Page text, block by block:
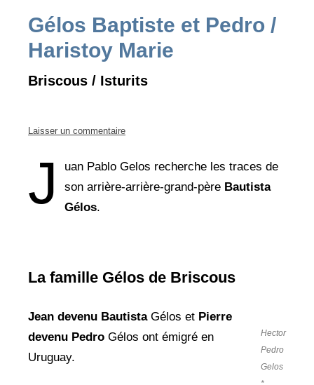
Gélos Baptiste et Pedro /
Haristoy Marie
Briscous / Isturits
Laisser un commentaire
J
uan Pablo Gelos recherche les traces de
son arrière-arrière-grand-père Bautista
Gélos.
La famille Gélos de Briscous
Hector
Pedro
Gelos
Jean devenu Bautista Gélos et Pierre
devenu Pedro Gélos ont émigré en
Uruguay.